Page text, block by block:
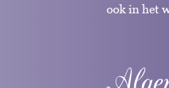
ook in het